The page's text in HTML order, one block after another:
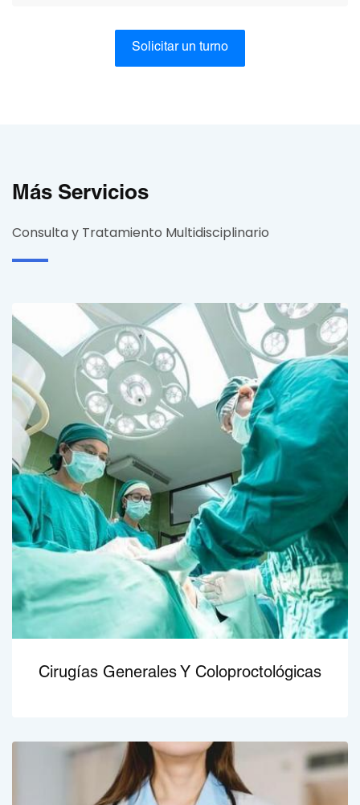
Solicitar un turno
Más Servicios
Consulta y Tratamiento Multidisciplinario
Cirugías Generales Y Coloproctológicas